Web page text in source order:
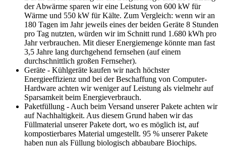
der Abwärme sparen wir eine Leistung von 600 kW für
Wärme und 550 kW für Kälte. Zum Vergleich: wenn wir an
180 Tagen im Jahr jeweils eines der beiden Geräte 8 Stunden
pro Tag nutzten, würden wir im Schnitt rund 1.680 kWh pro
Jahr verbrauchen. Mit dieser Energiemenge könnte man fast
3,5 Jahre lang durchgehend fernsehen (auf einem
durchschnittlich großen Fernseher).
Geräte - Kühlgeräte kaufen wir nach höchster
Energieeffizienz und bei der Beschaffung von Computer-
Hardware achten wir weniger auf Leistung als vielmehr auf
Sparsamkeit beim Energieverbrauch.
Paketfüllung - Auch beim Versand unserer Pakete achten wir
auf Nachhaltigkeit. Aus diesem Grund haben wir das
Füllmaterial unserer Pakete dort, wo es möglich ist, auf
kompostierbares Material umgestellt. 95 % unserer Pakete
haben nun als Füllung biologisch abbaubare Biochips.